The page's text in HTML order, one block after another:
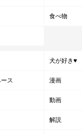
食べ物
犬が好き♥
ス 漫画
動画
解説